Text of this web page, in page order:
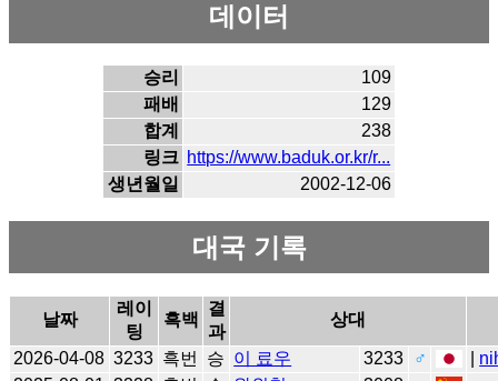
데이터
승리
109
패배
129
합계
238
링크 https://www.baduk.or.kr/r...
생년월일
2002-12-06
대국 기록
날짜
레이
팅
흑백
결
과
상대
2026-04-08 3233 흑번 승 이 료우 3233 ♂